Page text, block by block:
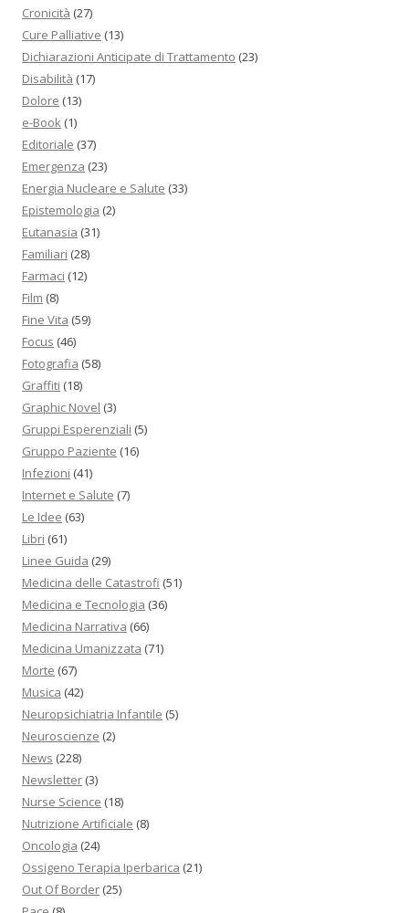
Cronicità (27)
Cure Palliative (13)
Dichiarazioni Anticipate di Trattamento (23)
Disabilità (17)
Dolore (13)
e-Book (1)
Editoriale (37)
Emergenza (23)
Energia Nucleare e Salute (33)
Epistemologia (2)
Eutanasia (31)
Familiari (28)
Farmaci (12)
Film (8)
Fine Vita (59)
Focus (46)
Fotografia (58)
Graffiti (18)
Graphic Novel (3)
Gruppi Esperenziali (5)
Gruppo Paziente (16)
Infezioni (41)
Internet e Salute (7)
Le Idee (63)
Libri (61)
Linee Guida (29)
Medicina delle Catastrofi (51)
Medicina e Tecnologia (36)
Medicina Narrativa (66)
Medicina Umanizzata (71)
Morte (67)
Musica (42)
Neuropsichiatria Infantile (5)
Neuroscienze (2)
News (228)
Newsletter (3)
Nurse Science (18)
Nutrizione Artificiale (8)
Oncologia (24)
Ossigeno Terapia Iperbarica (21)
Out Of Border (25)